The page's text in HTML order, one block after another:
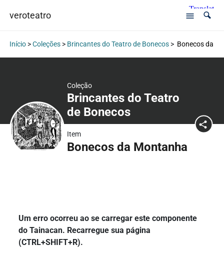
veroteatro
Início>Coleções> Brincantes do Teatro de Bonecos> Bonecos da
Coleção
Brincantes do Teatro
de Bonecos
Item
Bonecos da Montanha
Um erro ocorreu ao se carregar este componente
do Tainacan. Recarregue sua página
(CTRL+SHIFT+R).